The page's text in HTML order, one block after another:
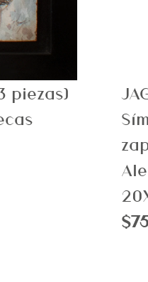
piezas)